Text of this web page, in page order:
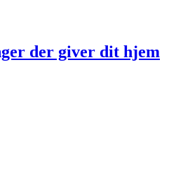
der giver dit hjem